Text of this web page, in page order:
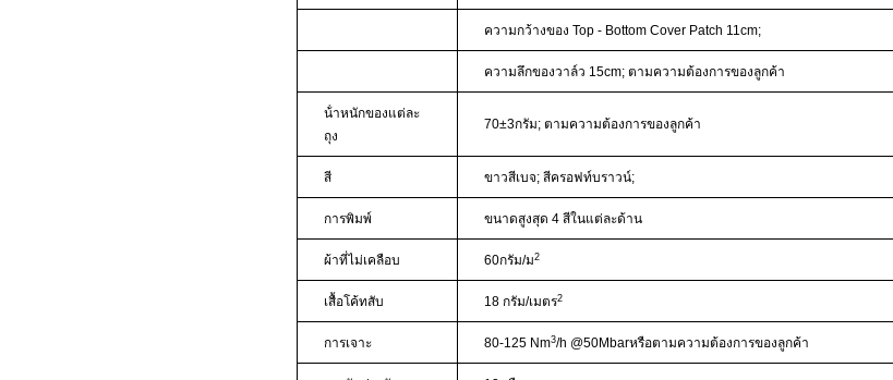
ความกว้างของ Top - Bottom Cover Patch 11cm;
ความลึกของวาล์ว 15cm; ตามความต้องการของลูกค้า
น้ําหนักของแต่ละ
ถุง
70±3กรัม; ตามความต้องการของลูกค้า
สี ขาวสีเบจ; สีครอฟท์บราวน์;
การพิมพ์ ขนาดสูงสุด 4 สีในแต่ละด้าน
ผ้าที่ไม่เคลือบ 60กรัม/ม2
เสื้อโค้ทสับ 18 กรัม/เมตร2
การเจาะ 80-125 Nm3/h @50Mbarหรือตามความต้องการของลูกค้า